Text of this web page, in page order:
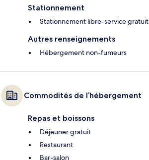
Stationnement
Stationnement libre-service
Autres renseignements
Hébergement non-fumeurs
Commodités de l’hébergement
Repas et boissons
Déjeuner gratuit
Restaurant
Bar-salon